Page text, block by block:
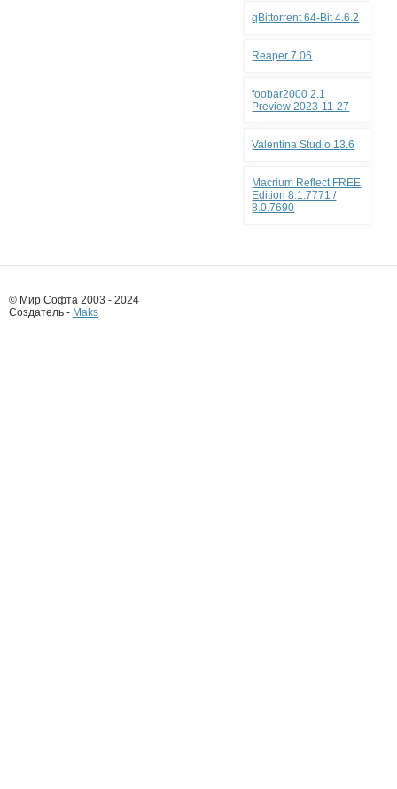
qBittorrent 64-Bit 4.6.2
Reaper 7.06
foobar2000 2.1
Preview 2023-11-27
Valentina Studio 13.6
Macrium Reflect FREE
Edition 8.1.7771 /
8.0.7690
© Мир Софта 2003 - 2024
Создатель - Maks